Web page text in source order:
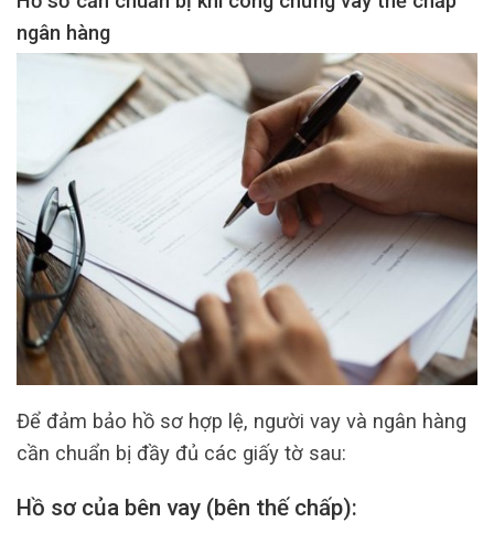
ngân hàng
Để đảm bảo hồ sơ hợp lệ, người vay và ngân hàng
cần chuẩn bị đầy đủ các giấy tờ sau:
Hồ sơ của bên vay (bên thế chấp):